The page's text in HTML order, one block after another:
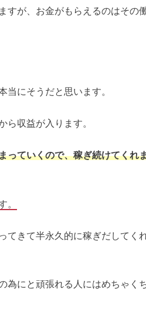
すが、お金がもらえるのはその
当にそうだと思います。
収益が入ります。
っていくので、稼ぎ続けてくれ
。
てきて半永久的に稼ぎだしてく
為にと頑張れる人にはめちゃく